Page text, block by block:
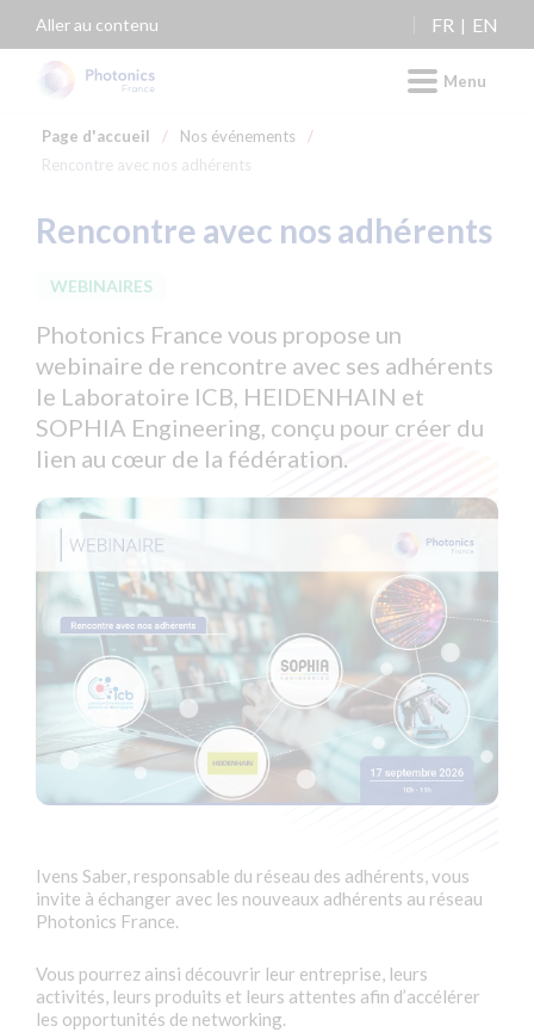
Aller au contenu FR EN
Menu
Page d'accueil / Nos événements
/
Rencontre avec nos adhérents
Rencontre avec nos adhérents
WEBINAIRES
Photonics France vous propose un
webinaire de rencontre avec ses adhérents
le Laboratoire ICB, HEIDENHAIN et
SOPHIA Engineering, conçu pour créer du
lien au cœur de la fédération.
Ivens Saber, responsable du réseau des adhérents, vous
invite à échanger avec les nouveaux adhérents au réseau
Photonics France.
Vous pourrez ainsi découvrir leur entreprise, leurs
activités, leurs produits et leurs attentes afin d’accélérer
les opportunités de networking.